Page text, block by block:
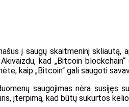
į saugų skaitmeninį
kad „Bitcoin
kaip „Bitcoin“ gali saugoti
saugojimas nėra susijęs
įterpimą, kad būtų sukurtos